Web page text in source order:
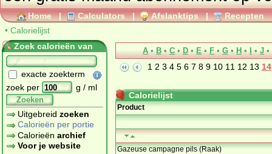
Home | Calculators | Afslanktips | Recepten
• Calorielijst
Zoek calorieën van
exacte zoekterm
zoek per
g / ml
Zoeken
Uitgebreid zoeken
Calorieën per portie
Calorieën archief
Voor je website
A • B • C • D • E • F • G • H • • J •
1 2 3 4 5 6 7 8 9 10 11 12 13 14
Calorielijst
Product
Gazeuse campagne pils (Raak)